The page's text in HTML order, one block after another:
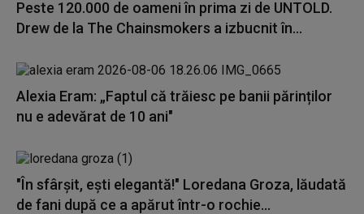
Peste 120.000 de oameni în prima zi de UNTOLD.
Drew de la The Chainsmokers a izbucnit în...
Alexia Eram: „Faptul că trăiesc pe banii părinților
nu e adevărat de 10 ani"
"În sfârșit, ești elegantă!" Loredana Groza, lăudată
de fani după ce a apărut într-o rochie...